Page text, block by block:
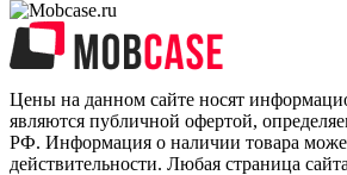
Цены на данном сайте носят
являются публичной офертой,
РФ. Информация о наличии товара
действительности. Любая страница